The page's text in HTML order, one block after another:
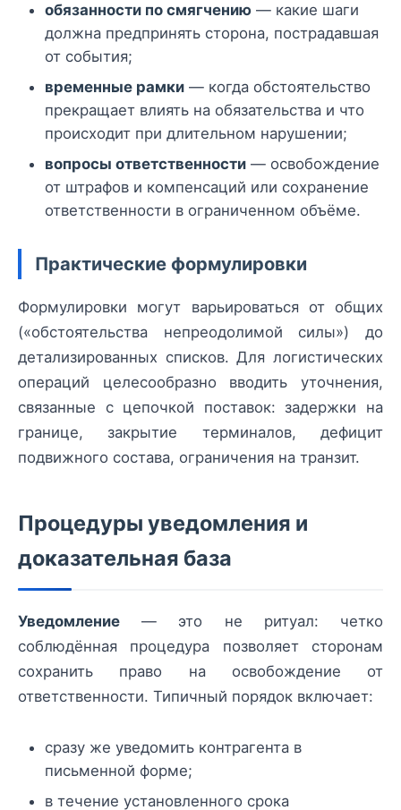
обязанности по смягчению — какие шаги
должна предпринять сторона, пострадавшая
от события;
временные рамки — когда обстоятельство
прекращает влиять на обязательства и что
происходит при длительном нарушении;
вопросы ответственности — освобождение
от штрафов и компенсаций или сохранение
ответственности в ограниченном объёме.
Практические формулировки
Формулировки могут варьироваться от общих
(«обстоятельства непреодолимой силы») до
детализированных списков. Для логистических
операций целесообразно вводить уточнения,
связанные с цепочкой поставок: задержки на
границе, закрытие терминалов, дефицит
подвижного состава, ограничения на транзит.
Процедуры уведомления и
доказательная база
Уведомление — это не ритуал: четко
соблюдённая процедура позволяет сторонам
сохранить право на освобождение от
ответственности. Типичный порядок включает:
сразу же уведомить контрагента в
письменной форме;
в течение установленного срока